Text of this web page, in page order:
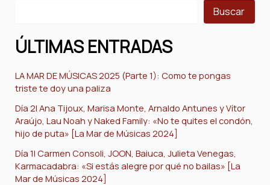
Buscar
ÚLTIMAS ENTRADAS
LA MAR DE MÚSICAS 2025 (Parte 1): Como te pongas
triste te doy una paliza
Día 2| Ana Tijoux, Marisa Monte, Arnaldo Antunes y Vítor
Araújo, Lau Noah y Naked Family: «No te quites el condón,
hijo de puta» [La Mar de Músicas 2024]
Día 1| Carmen Consoli, JOON, Baiuca, Julieta Venegas,
Karmacadabra: «Si estás alegre por qué no bailas» [La
Mar de Músicas 2024]